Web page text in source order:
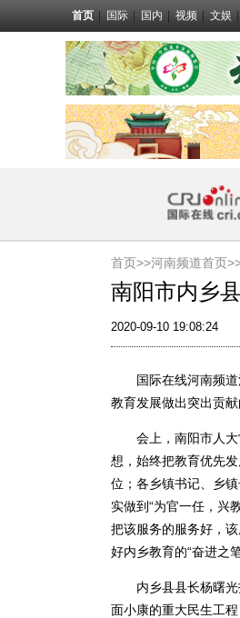
首页 国际 国内 视频 文娱
首页>>河南频道首页
南阳市内乡
2020-09-10 19:08:24
国际在线河南频道
教育发展做出突出贡献
会上，南阳市人大常
想，始终把教育优先
位；各乡镇书记、乡
实做到“为官一任，兴
把该服务的服务好，
好内乡教育的“奋进之
内乡县县长杨曙光
面小康的重大民生工